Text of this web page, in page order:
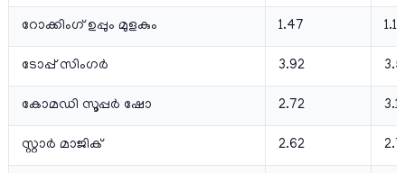
റോക്കിംഗ് ഉപ്പും മുളകും 1.47 1.18
ടോപ്പ് സിംഗര്‍ 3.92
കോമഡി സൂപ്പര്‍ ഷോ 2.72 3.11
സ്റ്റാര്‍ മാജിക് 2.62